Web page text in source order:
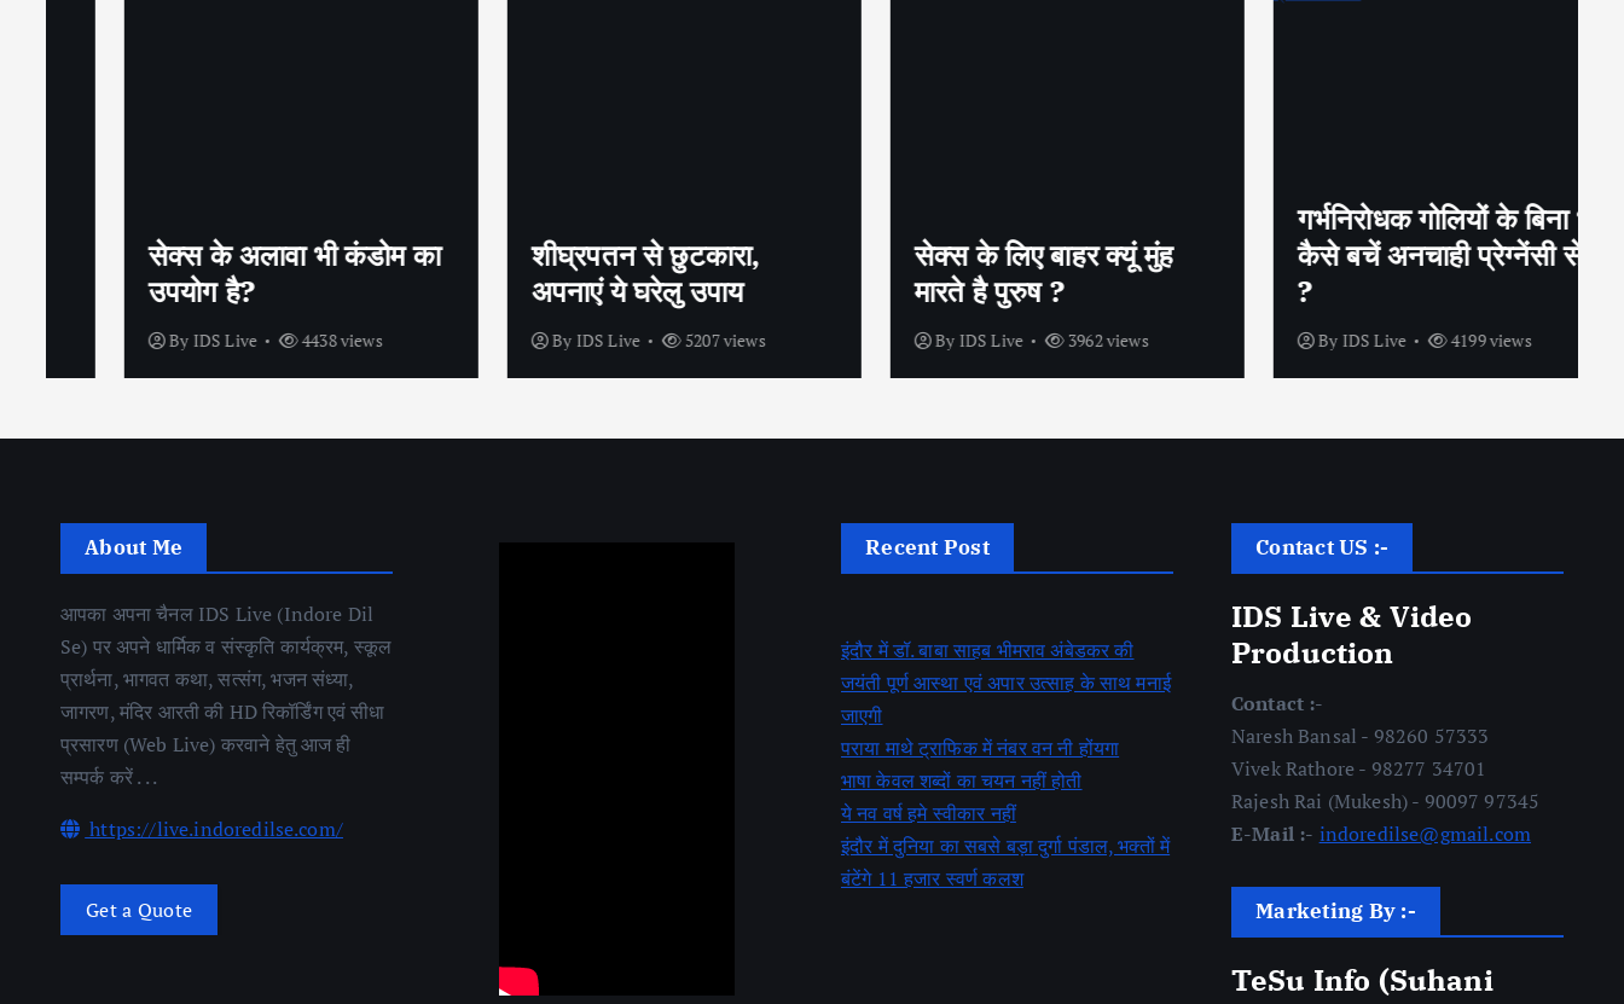
सेक्स के अलावा भी कंडोम का
उपयोग है?
IDS Live 4438 views
शीघ्रपतन से छुटकारा,
अपनाएं ये घरेलु उपाय
IDS Live 5207 views
सेक्स के लिए बाहर क्यूं मुंह
मारते है पुरुष ?
IDS Live 3962 views
गर्भनिरोधक गोलियों के बिना भी
कैसे बचें अनचाही प्रेग्नेंसी से
IDS Live 4199 views
About Me
आपका अपना चैनल IDS Live (Indore Dil
Se) पर अपने धार्मिक व संस्कृति कार्यक्रम, स्कूल
प्रार्थना, भागवत कथा, सत्संग, भजन संध्या,
जागरण, मंदिर आरती की HD रिकॉर्डिंग एवं सीधा
प्रसारण (Web Live) करवाने हेतु आज ही
सम्पर्क करें . . .
https://live.indoredilse.com/
Get a Quote
Recent Post
इंदौर में डॉ. बाबा साहब भीमराव अंबेडकर की
जयंती पूर्ण आस्था एवं अपार उत्साह के साथ मनाई
जाएगी
पराया माथे ट्राफिक में नंबर वन नी होंयगा
भाषा केवल शब्दों का चयन नहीं होती
ये नव वर्ष हमे स्वीकार नहीं
इंदौर में दुनिया का सबसे बड़ा दुर्गा पंडाल, भक्तों में
बंटेंगे 11 हजार स्वर्ण कलश
Contact US :-
IDS Live & Video
Production
Contact :-
Naresh Bansal - 98260 57333
Vivek Rathore - 98277 34701
Rajesh Rai (Mukesh) - 90097 97345
E-Mail :- indoredilse@gmail.com
Marketing By :-
TeSu Info (Suhani